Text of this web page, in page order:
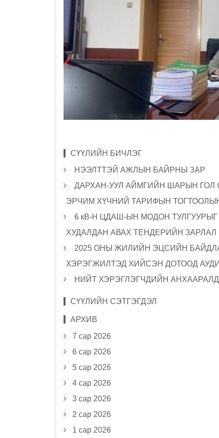
СҮҮЛИЙН БИЧЛЭГ
НЭЭЛТТЭЙ АЖЛЫН БАЙРНЫ ЗАР
ДАРХАН-УУЛ АЙМГИЙН ШАРЫН ГОЛ
ЭРЧИМ ХҮЧНИЙ ТАРИФЫН
6 кВ-Н ЦДАШ-ЫН МОДОН
ХУДАЛДАН АВАХ ТЕНДЕРИЙН ЗАРЛАЛ
2025 ОНЫ ЖИЛИЙН ЭЦСИЙН
ХЭРЭГЖИЛТЭД ХИЙСЭН ДОТООД
НИЙТ ХЭРЭГЛЭГЧДИЙН АНХААРАЛД
СҮҮЛИЙН СЭТГЭГДЭЛ
АРХИВ
7 сар 2026
6 сар 2026
5 сар 2026
4 сар 2026
3 сар 2026
2 сар 2026
1 сар 2026